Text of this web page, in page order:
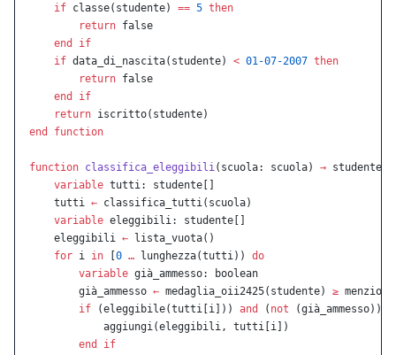
    if
classe(studente) == 5 then
        return
false
    end
if
    if
data_di_nascita(studente) < 01-07-2007 then
        return
false
    end
if
    return
iscritto(studente)
end
function
function classifica_eleggibili(scuola: scuola) → studente[]
    variable
tutti: studente[]
    tutti
← classifica_tutti(scuola)
    variable
eleggibili: studente[]
    eleggibili
← lista_vuota()
    for
i in 0 … lunghezza(tutti)) do
        variable
già_ammesso: boolean
        già_ammesso
← medaglia_oii2425(studente) ≥ menzione
        if
(eleggibile(tutti[i])) and ( not (già_ammesso))
            aggiungi(eleggibili, tutti[i])
        end
if